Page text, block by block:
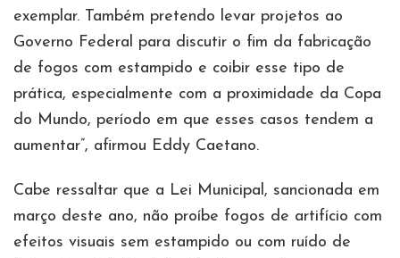
exemplar. Também pretendo levar projetos ao
Governo Federal para discutir o fim da fabricação
de fogos com estampido e coibir esse tipo de
prática, especialmente com a proximidade da Copa
do Mundo, período em que esses casos tendem a
aumentar”, afirmou Eddy Caetano.
Cabe ressaltar que a Lei Municipal, sancionada em
março deste ano, não proíbe fogos de artifício com
efeitos visuais sem estampido ou com ruído de